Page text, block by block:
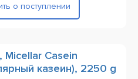
о поступлении
Micellar Casein
казеин), 2250 g